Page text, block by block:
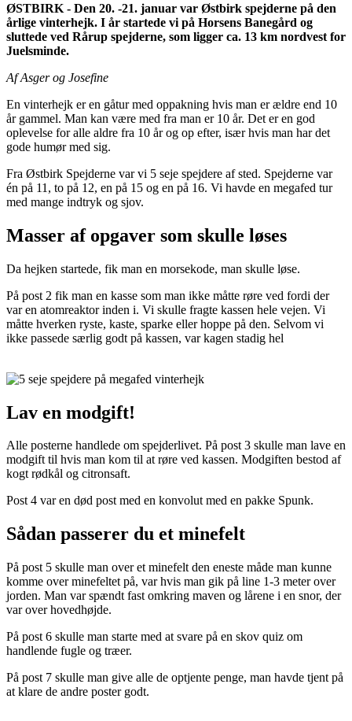
ØSTBIRK - Den 20. -21. januar var Østbirk spejderne på den
årlige vinterhejk. I år startede vi på Horsens Banegård og
sluttede ved Rårup spejderne, som ligger ca. 13 km nordvest for
Juelsminde.
Af Asger og Josefine
En vinterhejk er en gåtur med oppakning hvis man er ældre end 10
år gammel. Man kan være med fra man er 10 år. Det er en god
oplevelse for alle aldre fra 10 år og op efter, især hvis man har det
gode humør med sig.
Fra Østbirk Spejderne var vi 5 seje spejdere af sted. Spejderne var
én på 11, to på 12, en på 15 og en på 16. Vi havde en megafed tur
med mange indtryk og sjov.
Masser af opgaver som skulle løses
Da hejken startede, fik man en morsekode, man skulle løse.
På post 2 fik man en kasse som man ikke måtte røre ved fordi der
var en atomreaktor inden i. Vi skulle fragte kassen hele vejen. Vi
måtte hverken ryste, kaste, sparke eller hoppe på den. Selvom vi
ikke passede særlig godt på kassen, var kagen stadig hel
Lav en modgift!
Alle posterne handlede om spejderlivet. På post 3 skulle man lave en
modgift til hvis man kom til at røre ved kassen. Modgiften bestod af
kogt rødkål og citronsaft.
Post 4 var en død post med en konvolut med en pakke Spunk.
Sådan passerer du et minefelt
På post 5 skulle man over et minefelt den eneste måde man kunne
komme over minefeltet på, var hvis man gik på line 1-3 meter over
jorden. Man var spændt fast omkring maven og lårene i en snor, der
var over hovedhøjde.
På post 6 skulle man starte med at svare på en skov quiz om
handlende fugle og træer.
På post 7 skulle man give alle de optjente penge, man havde tjent på
at klare de andre poster godt.